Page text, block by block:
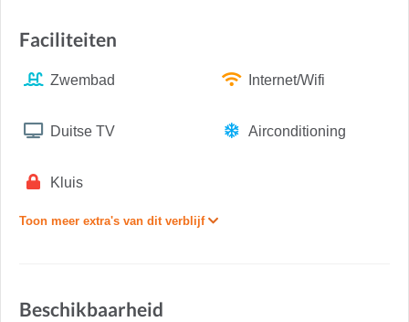
Faciliteiten
Zwembad Internet/Wifi
Duitse TV Airconditioning
Kluis
Toon meer extra's van dit verblijf
Beschikbaarheid